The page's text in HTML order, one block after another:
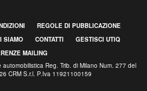
REGOLE DI PUBBLICAZIONE
SIAMO CONTATTI
GESTISCI UTIQ
MAILING
Reg. Trib. di Milano Num. 277 del
CRM S.r.l. P.Iva 11921100159